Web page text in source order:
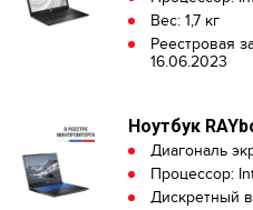
Вес: 1,7 кг
Реестровая
16.06.2023
Ноутбук
Диагональ
Процессор:
Дискретный